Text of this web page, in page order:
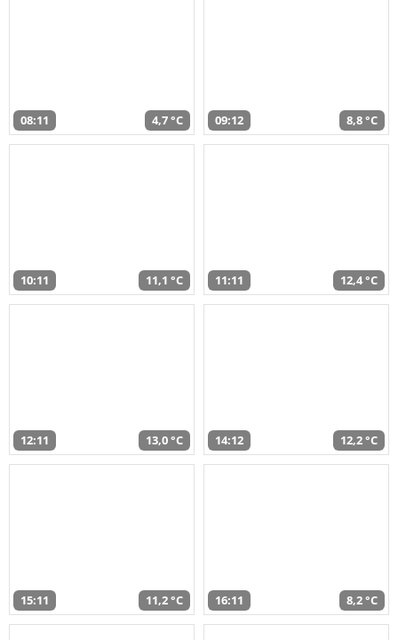
08:11 4,7 °C 09:12 8,8 °C
10:11 11,1 °C 11:11 12,4 °C
12:11 13,0 °C 14:12 12,2 °C
15:11 11,2 °C 16:11 8,2 °C